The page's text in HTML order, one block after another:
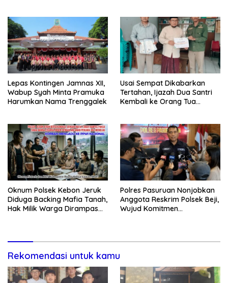
Lepas Kontingen Jamnas XII,
Wabup Syah Minta Pramuka
Harumkan Nama Trenggalek
Usai Sempat Dikabarkan
Tertahan, Ijazah Dua Santri
Kembali ke Orang Tua
Oknum Polsek Kebon Jeruk
Diduga Backing Mafia Tanah,
Hak Milik Warga Dirampas
Polres Pasuruan Nonjobkan
Anggota Reskrim Polsek Beji,
Wujud Komitmen
Rekomendasi untuk kamu